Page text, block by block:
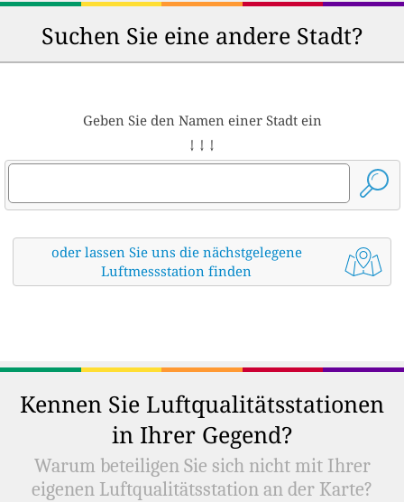
Suchen Sie eine andere Stadt?
Geben Sie den Namen einer Stadt ein
↓ ↓ ↓
oder lassen Sie uns die nächstgelegene
Luftmessstation finden
Kennen Sie Luftqualitätsstationen
in Ihrer Gegend?
Warum beteiligen Sie sich nicht mit Ihrer
eigenen Luftqualitätsstation an der Karte?